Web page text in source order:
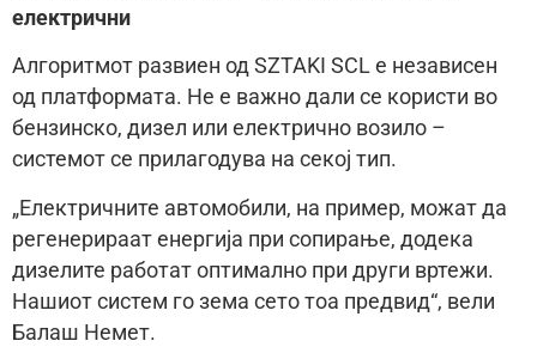
електрични
Алгоритмот развиен од SZTAKI SCL е независен
од платформата. Не е важно дали се користи во
бензинско, дизел или електрично возило –
системот се прилагодува на секој тип.
„Електричните автомобили, на пример, можат да
регенерираат енергија при сопирање, додека
дизелите работат оптимално при други вртежи.
Нашиот систем го зема сето тоа предвид“, вели
Балаш Немет.